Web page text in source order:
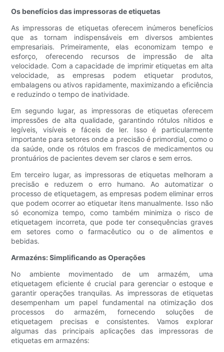
Os benefícios das impressoras de etiquetas
As impressoras de etiquetas oferecem inúmeros benefícios
que as tornam indispensáveis ​​em diversos ambientes
empresariais. Primeiramente, elas economizam tempo e
esforço, oferecendo recursos de impressão de alta
velocidade. Com a capacidade de imprimir etiquetas em alta
velocidade, as empresas podem etiquetar produtos,
embalagens ou ativos rapidamente, maximizando a eficiência
e reduzindo o tempo de inatividade.
Em segundo lugar, as impressoras de etiquetas oferecem
impressões de alta qualidade, garantindo rótulos nítidos e
legíveis, visíveis e fáceis de ler. Isso é particularmente
importante para setores onde a precisão é primordial, como o
da saúde, onde os rótulos em frascos de medicamentos ou
prontuários de pacientes devem ser claros e sem erros.
Em terceiro lugar, as impressoras de etiquetas melhoram a
precisão e reduzem o erro humano. Ao automatizar o
processo de etiquetagem, as empresas podem eliminar erros
que podem ocorrer ao etiquetar itens manualmente. Isso não
só economiza tempo, como também minimiza o risco de
etiquetagem incorreta, que pode ter consequências graves
em setores como o farmacêutico ou o de alimentos e
bebidas.
Armazéns: Simplificando as Operações
No ambiente movimentado de um armazém, uma
etiquetagem eficiente é crucial para gerenciar o estoque e
garantir operações tranquilas. As impressoras de etiquetas
desempenham um papel fundamental na otimização dos
processos do armazém, fornecendo soluções de
etiquetagem precisas e consistentes. Vamos explorar
algumas das principais aplicações das impressoras de
etiquetas em armazéns: